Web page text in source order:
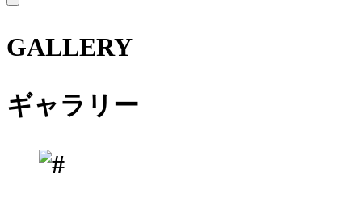
MENU
GALLERY
ギャラリー